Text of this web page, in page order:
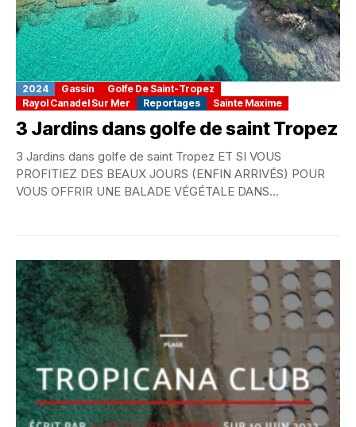
2024 Gassin
Golfe De Saint-Tropez
Rayol Canadel Sur Mer
Reportages Sainte Maxime
3 Jardins dans golfe de saint Tropez
3 Jardins dans golfe de saint Tropez ET SI VOUS
PROFITIEZ DES BEAUX JOURS (ENFIN ARRIVÉS) POUR
VOUS OFFRIR UNE BALADE VÉGÉTALE DANS...